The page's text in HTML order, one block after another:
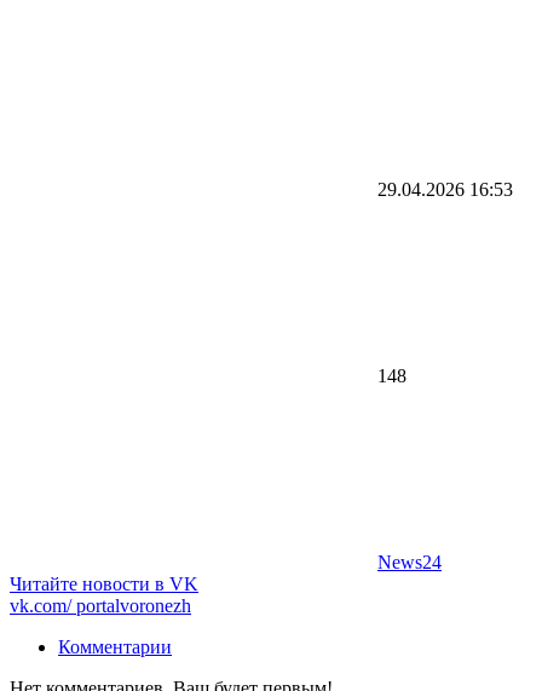
29.04.2026 16:53
148
News24
Читайте новости в VK
vk.com/portalvoronezh
Комментарии